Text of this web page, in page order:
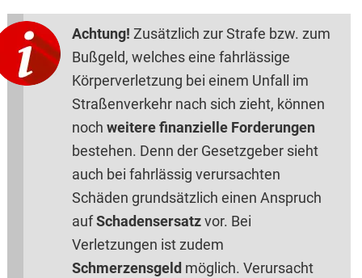
Achtung! Zusätzlich zur Strafe bzw. zum
Bußgeld, welches eine fahrlässige
Körperverletzung bei einem Unfall im
Straßenverkehr nach sich zieht, können
noch weitere finanzielle Forderungen
bestehen. Denn der Gesetzgeber sieht
auch bei fahrlässig verursachten
Schäden grundsätzlich einen Anspruch
aufSchadensersatzvor. Bei
Verletzungen ist zudem
Schmerzensgeld möglich. Verursacht